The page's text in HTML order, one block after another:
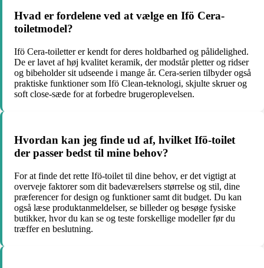
Hvad er fordelene ved at vælge en Ifö Cera-
toiletmodel?
Ifö Cera-toiletter er kendt for deres holdbarhed og pålidelighed.
De er lavet af høj kvalitet keramik, der modstår pletter og ridser
og bibeholder sit udseende i mange år. Cera-serien tilbyder også
praktiske funktioner som Ifö Clean-teknologi, skjulte skruer og
soft close-sæde for at forbedre brugeroplevelsen.
Hvordan kan jeg finde ud af, hvilket Ifö-toilet
der passer bedst til mine behov?
For at finde det rette Ifö-toilet til dine behov, er det vigtigt at
overveje faktorer som dit badeværelsers størrelse og stil, dine
præferencer for design og funktioner samt dit budget. Du kan
også læse produktanmeldelser, se billeder og besøge fysiske
butikker, hvor du kan se og teste forskellige modeller før du
træffer en beslutning.